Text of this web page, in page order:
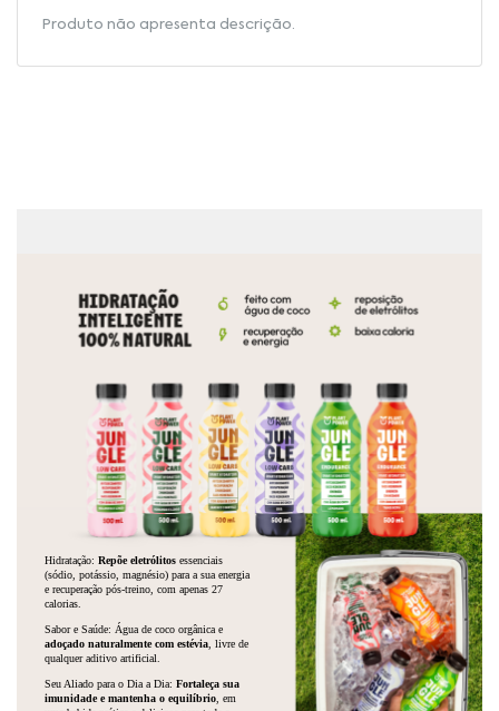
Produto não apresenta descrição.